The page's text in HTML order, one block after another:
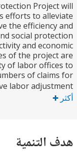
Protection
efforts to
the
and social
and
of the
of labor
numbers of
active labor